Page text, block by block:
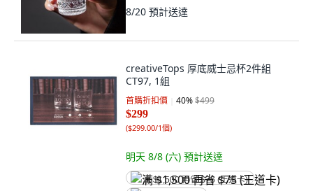
8/20 預計送達
creativeTops 厚底威士忌杯2件組
CT97, 1組
首購折扣價 40%$499
$299
($299.00/1個)
明天 8/8 (六) 預計送達
满 $1,500 再省 $75 (王道卡)